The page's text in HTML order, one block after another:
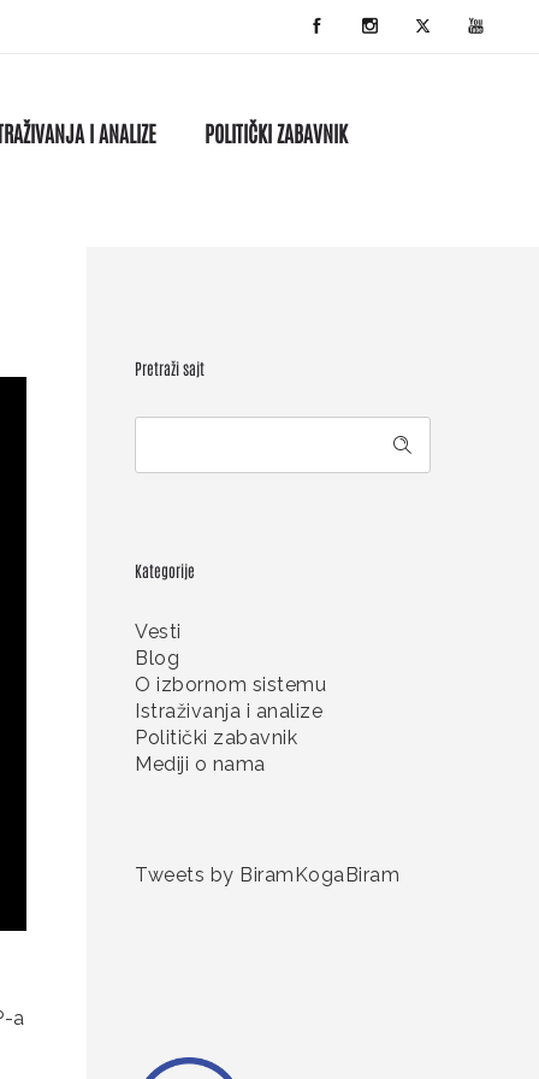
I ANALIZE POLITIČKI ZABAVNIK
a
Pretraži sajt
Kategorije
Vesti
Blog
O izbornom sistemu
Istraživanja i analize
Politički zabavnik
Mediji o nama
Tweets by BiramKogaBiram